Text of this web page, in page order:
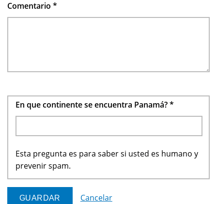
Comentario *
En que continente se encuentra Panamá?*
Esta pregunta es para saber si usted es humano y
prevenir spam.
Cancelar